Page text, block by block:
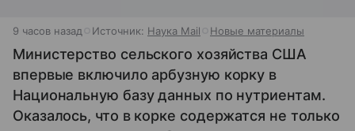
9 часов назад Источник: Наука Mail Новые материалы
Министерство сельского хозяйства США
впервые включило арбузную корку в
Национальную базу данных по нутриентам.
Оказалось, что в корке содержатся не только